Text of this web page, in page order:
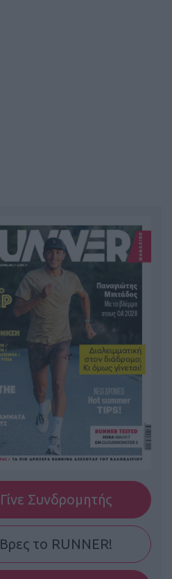
Γίνε Συνδρομητής
Βρες το RUNNER!